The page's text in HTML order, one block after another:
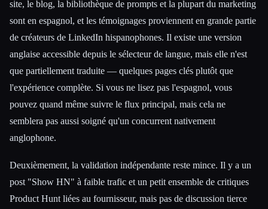
site, le blog, la bibliothèque de prompts et la plupart du marketing
sont en espagnol, et les témoignages proviennent en grande partie
de créateurs de LinkedIn hispanophones. Il existe une version
anglaise accessible depuis le sélecteur de langue, mais elle n'est
que partiellement traduite — quelques pages clés plutôt que
l'expérience complète. Si vous ne lisez pas l'espagnol, vous
pouvez quand même suivre le flux principal, mais cela ne
semblera pas aussi soigné qu'un concurrent nativement
anglophone.
Deuxièmement, la validation indépendante reste mince. Il y a un
post "Show HN" à faible trafic et un petit ensemble de critiques
Product Hunt liées au fournisseur, mais pas de discussion tierce